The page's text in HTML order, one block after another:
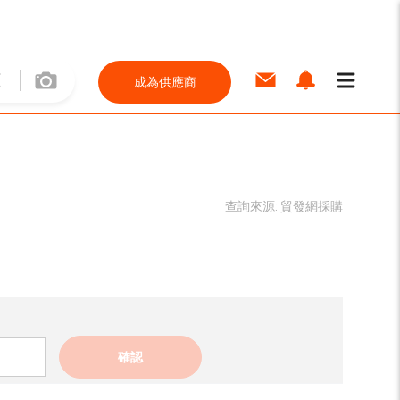
成為供應商
查詢來源: 貿發網採購
確認